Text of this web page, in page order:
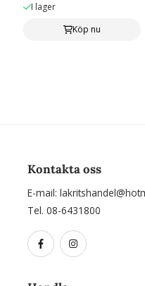
I lager
Köp nu
Kontakta oss
E-mail:
Tel. 08-6431800